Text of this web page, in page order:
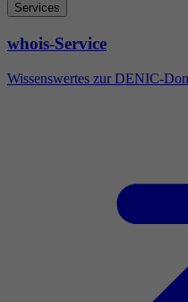
Services
whois-Service
Wissenswertes zur DENIC-